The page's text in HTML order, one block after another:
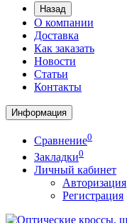
Назад
О компании
Доставка
Как заказать
Новости
Статьи
Контакты
Информация
Сравнение0
Закладки0
Личный кабинет
Авторизация
Регистрация